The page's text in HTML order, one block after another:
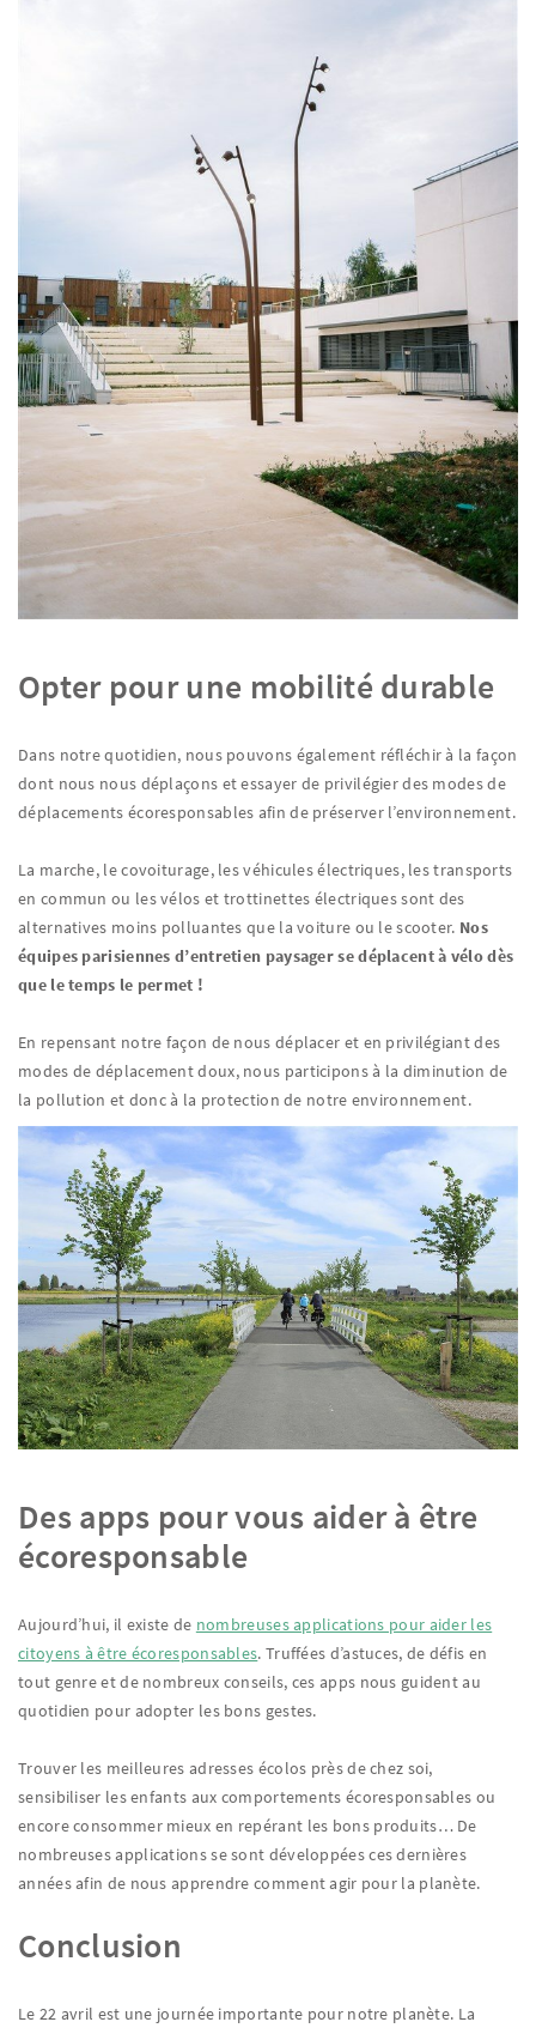
Opter pour une mobilité durable
Dans notre quotidien, nous pouvons également réfléchir à la façon
dont nous nous déplaçons et essayer de privilégier des modes de
déplacements écoresponsables afin de préserver l’environnement.
La marche, le covoiturage, les véhicules électriques, les transports
en commun ou les vélos et trottinettes électriques sont des
alternatives moins polluantes que la voiture ou le scooter. Nos
équipes parisiennes d’entretien paysager se déplacent à vélo dès
que le temps le permet !
En repensant notre façon de nous déplacer et en privilégiant des
modes de déplacement doux, nous participons à la diminution de
la pollution et donc à la protection de notre environnement.
Des apps pour vous aider à être
écoresponsable
Aujourd’hui, il existe de nombreuses applications pour aider les
citoyens à être écoresponsables. Truffées d’astuces, de défis en
tout genre et de nombreux conseils, ces apps nous guident au
quotidien pour adopter les bons gestes.
Trouver les meilleures adresses écolos près de chez soi,
sensibiliser les enfants aux comportements écoresponsables ou
encore consommer mieux en repérant les bons produits… De
nombreuses applications se sont développées ces dernières
années afin de nous apprendre comment agir pour la planète.
Conclusion
Le 22 avril est une journée importante pour notre planète. La